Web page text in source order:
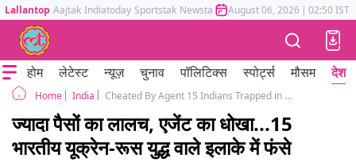
Lallantop Aajtak Indiatoday Sportstak Newstak Mumbai Tak Astrotak
August 06, 2026 | 02:50 IST
होम लेटेस्ट न्यूज़ चुनाव पॉलिटिक्स स्पोर्ट्स मौसम देश
Home India Cheated By Agent 15 Indians Trapped in Ukraine Russia War Zone
ज्यादा पैसों का लालच, एजेंट का धोखा...15
भारतीय यूक्रेन-रूस युद्ध वाले इलाके में फंसे